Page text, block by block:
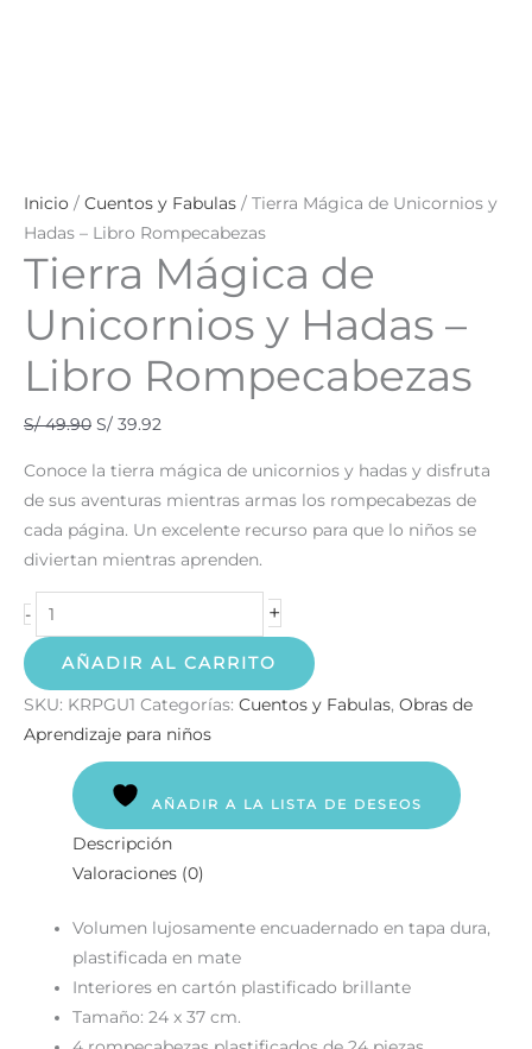
Inicio / Cuentos y Fabulas / Tierra Mágica de Unicornios y
Hadas – Libro Rompecabezas
Tierra Mágica de
Unicornios y Hadas –
Libro Rompecabezas
S/49.90 S/ 39.92
Conoce la tierra mágica de unicornios y hadas y disfruta
de sus aventuras mientras armas los rompecabezas de
cada página. Un excelente recurso para que lo niños se
diviertan mientras aprenden.
- +
AÑADIR AL CARRITO
SKU: KRPGU1 Categorías: Cuentos y Fabulas, Obras de
Aprendizaje para niños
AÑADIR A LA LISTA DE DESEOS
Descripción
Valoraciones (0)
Volumen lujosamente encuadernado en tapa dura,
plastificada en mate
Interiores en cartón plastificado brillante
Tamaño: 24 x 37 cm.